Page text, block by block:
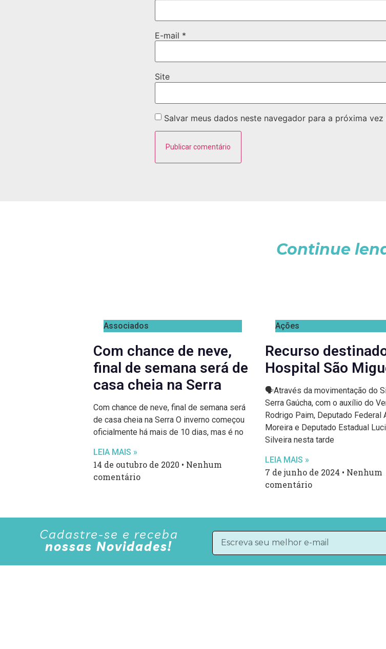
E-mail *
Site
Salvar meus dados neste navegador para a próxima vez
Continue
Associados
Com chance de neve,
final de semana será de
casa cheia na Serra
Com chance de neve, final de semana será
de casa cheia na Serra O inverno começou
oficialmente há mais de 10 dias, mas é no
LEIA MAIS »
14 de outubro de 2020
Nenhum
comentário
Ações
Recurso
Hospital São
🗣Através da movimentação do
Serra Gaúcha, com o auxílio do
Rodrigo Paim, Deputado Federal
Moreira e Deputado Estadual
Silveira nesta tarde
LEIA MAIS »
7 de junho de 2024
Nenhum
comentário
Cadastre-se e receba
nossas Novidades!